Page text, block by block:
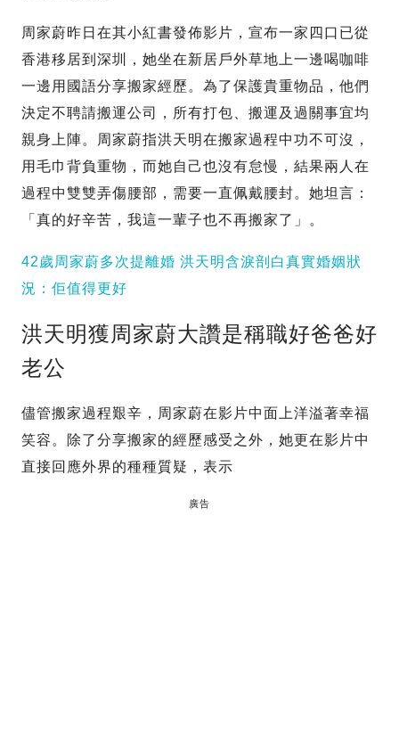
周家蔚昨日在其小紅書發佈影片，宣布一家四口已從
香港移居到深圳，她坐在新居戶外草地上一邊喝咖啡
一邊用國語分享搬家經歷。為了保護貴重物品，他們
決定不聘請搬運公司，所有打包、搬運及過關事宜均
親身上陣。周家蔚指洪天明在搬家過程中功不可沒，
用毛巾背負重物，而她自己也沒有怠慢，結果兩人在
過程中雙雙弄傷腰部，需要一直佩戴腰封。她坦言：
「真的好辛苦，我這一輩子也不再搬家了」。
42歲周家蔚多次提離婚 洪天明含淚剖白真實婚姻狀
況：佢值得更好
洪天明獲周家蔚大讚是稱職好爸爸好
老公
儘管搬家過程艱辛，周家蔚在影片中面上洋溢著幸福
笑容。除了分享搬家的經歷感受之外，她更在影片中
直接回應外界的種種質疑，表示
廣告